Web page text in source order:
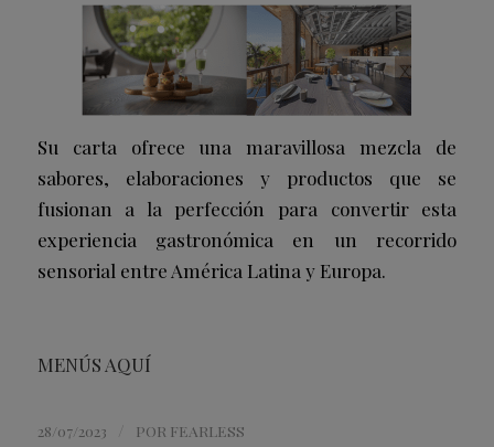
Su carta ofrece una maravillosa mezcla de
sabores, elaboraciones y productos que se
fusionan a la perfección para convertir esta
experiencia gastronómica en un recorrido
sensorial entre América Latina y Europa.
MENÚS AQUÍ
28/07/2023 POR FEARLESS